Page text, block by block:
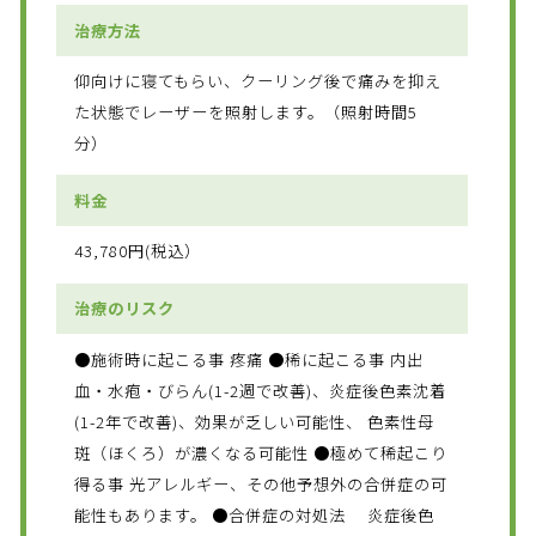
治療方法
仰向けに寝てもらい、クーリング後で痛みを抑え
た状態でレーザーを照射します。（照射時間5
分）
料金
43,780円(税込）
治療のリスク
●施術時に起こる事 疼痛 ●稀に起こる事 内出
血・水疱・びらん(1-2週で改善)、炎症後色素沈着
(1-2年で改善)、効果が乏しい可能性、 色素性母
斑（ほくろ）が濃くなる可能性 ●極めて稀起こり
得る事 光アレルギー、その他予想外の合併症の可
能性もあります。 ●合併症の対処法 炎症後色